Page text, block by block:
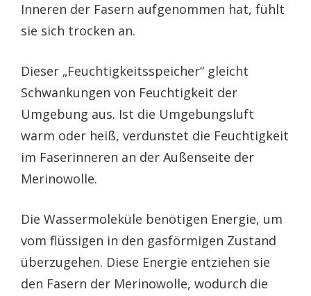
Inneren der Fasern aufgenommen hat, fühlt
sie sich trocken an.
Dieser „Feuchtigkeitsspeicher“ gleicht
Schwankungen von Feuchtigkeit der
Umgebung aus. Ist die Umgebungsluft
warm oder heiß, verdunstet die Feuchtigkeit
im Faserinneren an der Außenseite der
Merinowolle.
Die Wassermoleküle benötigen Energie, um
vom flüssigen in den gasförmigen Zustand
überzugehen. Diese Energie entziehen sie
den Fasern der Merinowolle, wodurch die